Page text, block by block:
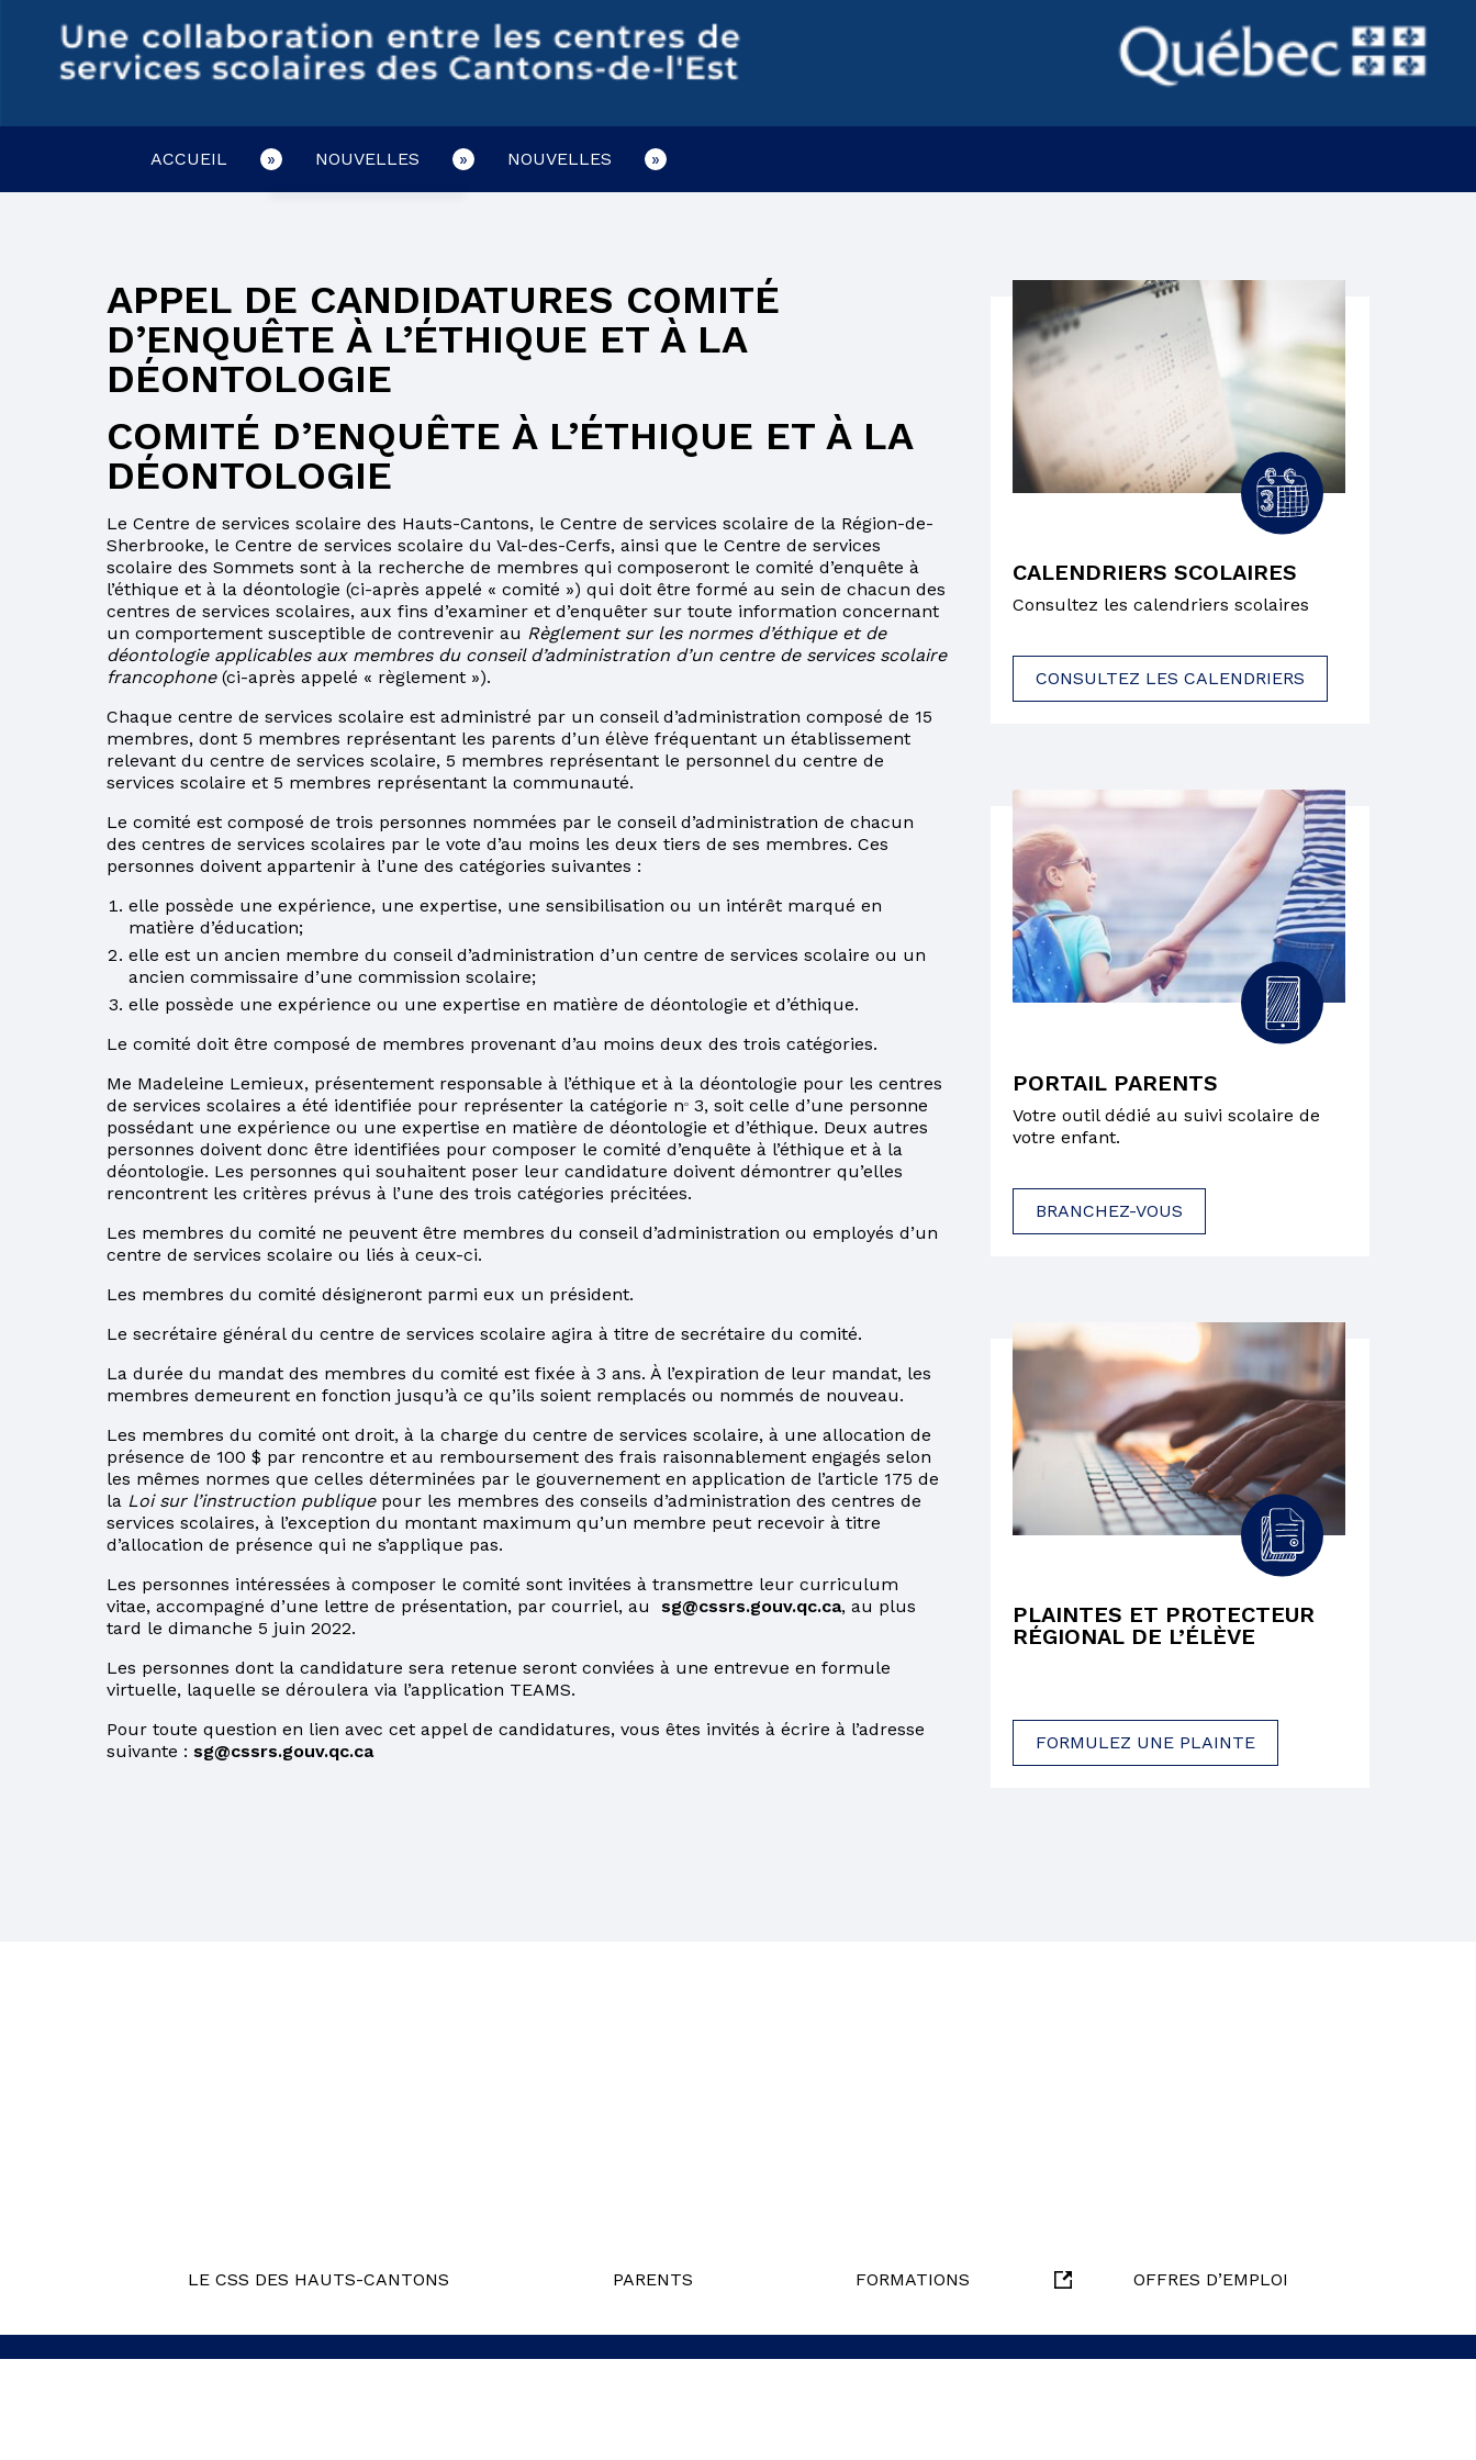
COMITÉ DE PARENTS
ÉLÈVES HANDICAPÉS OU EN DIFFICULTÉS
COMITÉ EHDAA
ENSEIGNEMENT À LA MAISON
LIENS UTILES
ACCUEIL NOUVELLES
LIRE AVEC SON
ENFANT
BULLETIN
APPRENTISSAGES
BULLETIN ET
APPRENTISSAGES
CLIC ÉCOLE
COURS D’ÉTÉ AU
SECONDAIRE
PARENT EN
D’IMMIGRATION
LE CSS DES
HAUTS-CANTONS
PROCÉDURES À
SUIVRE POUR LE
PAIEMENT DE LA
TAXE SCOLAIRE
PAR INTERNET
POUR UN
CHANGEMENT
D’ADRESSE
POUR MIEUX
VOTRE COMPTE DE
TAXES
PARENTS
FORMATIONS
ACCÈS À L’ÉGALITÉ
NOUVELLES
APPEL DE CANDIDATURES COMITÉ
D’ENQUÊTE À L’ÉTHIQUE ET À LA
DÉONTOLOGIE
COMITÉ D’ENQUÊTE À L’ÉTHIQUE ET À LA
DÉONTOLOGIE
Le Centre de services scolaire des Hauts-Cantons, le Centre de services scolaire de la Région-de-
Sherbrooke, le Centre de services scolaire du Val-des-Cerfs, ainsi que le Centre de services
scolaire des Sommets sont à la recherche de membres qui composeront le comité d’enquête à
l’éthique et à la déontologie (ci-après appelé « comité ») qui doit être formé au sein de chacun des
centres de services scolaires, aux fins d’examiner et d’enquêter sur toute information concernant
un comportement susceptible de contrevenir au Règlement sur les normes d’éthique et de
déontologie applicables aux membres du conseil d’administration d’un centre de services scolaire
francophone (ci-après appelé « règlement »).
Chaque centre de services scolaire est administré par un conseil d’administration composé de 15
membres, dont 5 membres représentant les parents d’un élève fréquentant un établissement
relevant du centre de services scolaire, 5 membres représentant le personnel du centre de
services scolaire et 5 membres représentant la communauté.
Le comité est composé de trois personnes nommées par le conseil d’administration de chacun
des centres de services scolaires par le vote d’au moins les deux tiers de ses membres. Ces
personnes doivent appartenir à l’une des catégories suivantes :
elle possède une expérience, une expertise, une sensibilisation ou un intérêt marqué en
matière d’éducation;
elle est un ancien membre du conseil d’administration d’un centre de services scolaire ou un
ancien commissaire d’une commission scolaire;
elle possède une expérience ou une expertise en matière de déontologie et d’éthique.
Le comité doit être composé de membres provenant d’au moins deux des trois catégories.
Me Madeleine Lemieux, présentement responsable à l’éthique et à la déontologie pour les centres
de services scolaires a été identifiée pour représenter la catégorie no
3, soit celle d’une personne
possédant une expérience ou une expertise en matière de déontologie et d’éthique. Deux autres
personnes doivent donc être identifiées pour composer le comité d’enquête à l’éthique et à la
déontologie. Les personnes qui souhaitent poser leur candidature doivent démontrer qu’elles
rencontrent les critères prévus à l’une des trois catégories précitées.
Les membres du comité ne peuvent être membres du conseil d’administration ou employés d’un
centre de services scolaire ou liés à ceux-ci.
Les membres du comité désigneront parmi eux un président.
Le secrétaire général du centre de services scolaire agira à titre de secrétaire du comité.
La durée du mandat des membres du comité est fixée à 3 ans. À l’expiration de leur mandat, les
membres demeurent en fonction jusqu’à ce qu’ils soient remplacés ou nommés de nouveau.
Les membres du comité ont droit, à la charge du centre de services scolaire, à une allocation de
présence de 100 $ par rencontre et au remboursement des frais raisonnablement engagés selon
les mêmes normes que celles déterminées par le gouvernement en application de l’article 175 de
la Loi sur l’instruction publiquepour les membres des conseils d’administration des centres de
services scolaires, à l’exception du montant maximum qu’un membre peut recevoir à titre
d’allocation de présence qui ne s’applique pas.
Les personnes intéressées à composer le comité sont invitées à transmettre leur curriculum
vitae, accompagné d’une lettre de présentation, par courriel, au sg@cssrs.gouv.qc.ca, au plus
tard le dimanche 5 juin 2022.
Les personnes dont la candidature sera retenue seront conviées à une entrevue en formule
virtuelle, laquelle se déroulera via l’application TEAMS.
Pour toute question en lien avec cet appel de candidatures, vous êtes invités à écrire à l’adresse
suivante : sg@cssrs.gouv.qc.ca
CALENDRIERS SCOLAIRES
Consultez les calendriers scolaires
CONSULTEZ LES CALENDRIERS
PORTAIL PARENTS
Votre outil dédié au suivi scolaire de
votre enfant.
BRANCHEZ-VOUS
PLAINTES ET PROTECTEUR
RÉGIONAL DE L’ÉLÈVE
FORMULEZ UNE PLAINTE
LE CSS DES HAUTS-CANTONS PARENTS FORMATIONS OFFRES D’EMPLOI